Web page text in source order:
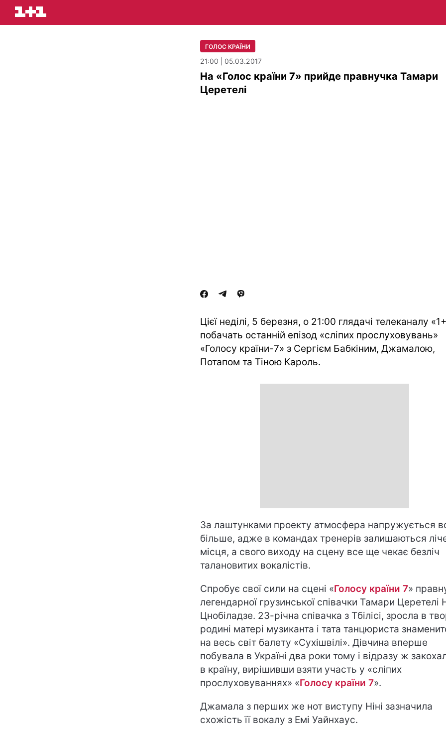
ГОЛОС КРАЇНИ
21:00 | 05.03.2017
На «Голос країни 7» прийде правнучка Тамари
Церетелі
Цієї неділі, 5 березня, о 21:00 глядачі телеканалу
побачать останній епізод «сліпих прослуховувань»
«Голосу країни-7» з Сергієм Бабкіним, Джамалою,
Потапом та Тіною Кароль.
За лаштунками проекту атмосфера напружується
більше, адже в командах тренерів залишаються
місця, а свого виходу на сцену все ще чекає безліч
талановитих вокалістів.
Спробує свої сили на сцені «Голосу країни 7»
легендарної грузинської співачки Тамари Церетелі
Цнобіладзе. 23-річна співачка з Тбілісі, зросла в
родині матері музиканта і тата танцюриста
на весь світ балету «Сухішвілі». Дівчина вперше
побувала в Україні два роки тому і відразу ж
в країну, вирішивши взяти участь у «сліпих
прослуховуваннях» «Голосу країни 7».
Джамала з перших же нот виступу Ніні зазначила
схожість її вокалу з Емі Уайнхаус.